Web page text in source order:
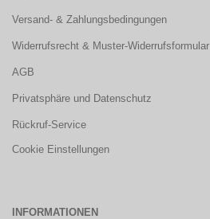
Versand- & Zahlungsbedingungen
Widerrufsrecht & Muster-Widerrufsformular
AGB
Privatsphäre und Datenschutz
Rückruf-Service
Cookie Einstellungen
INFORMATIONEN